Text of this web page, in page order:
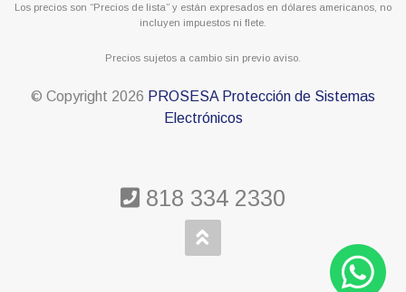
Los precios son “Precios de lista” y están expresados en dólares americanos, no
incluyen impuestos ni flete.
Precios sujetos a cambio sin previo aviso.
© Copyright 2026 PROSESA Protección de Sistemas
Electrónicos
818 334 2330